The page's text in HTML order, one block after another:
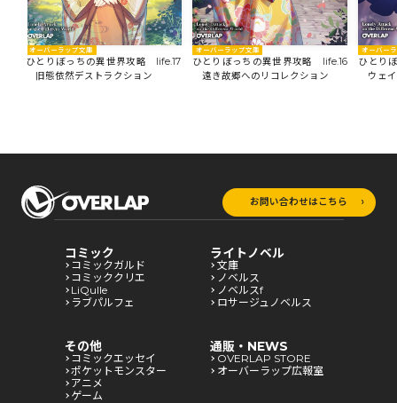
オーバーラップ文庫
ひとりぼっちの異世界攻略 life.17
旧態依然デストラクション
オーバーラップ文庫
ひとりぼっちの異世界攻略 life.16
遠き故郷へのリコレクション
オーバー
ひとり
ウェイ
お問い合わせはこちら
コミック
コミックガルド
コミッククリエ
LiQulle
ラブパルフェ
ライトノベル
文庫
ノベルス
ノベルスf
ロサージュノベルス
その他
コミックエッセイ
ポケットモンスター
アニメ
ゲーム
通販・NEWS
OVERLAP STORE
オーバーラップ広報室